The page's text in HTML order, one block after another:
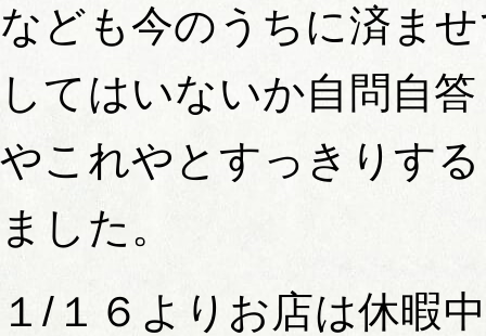
なども今のうちに済ま
してはいないか自問自
やこれやとすっきりす
ました。
１/１６よりお店は休暇